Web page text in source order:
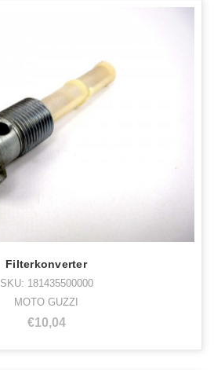
Filterkonverter
SKU: 181435500000
MOTO GUZZI
€10,04